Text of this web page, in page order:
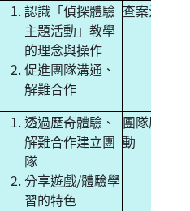
認識「偵探體驗
主題活動」教學
的理念與操作
促進團隊溝通、
解難合作
查案活動
透過歷奇體驗、
解難合作建立團
隊
分享遊戲/體驗學
習的特色
團隊歷奇活
動